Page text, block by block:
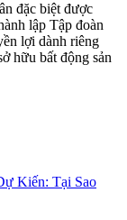
đặc biệt được
lập Tập đoàn
lợi dành riêng
hữu bất động sản
Kiến: Tại Sao